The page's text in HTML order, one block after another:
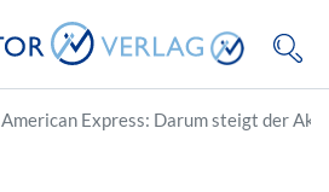
American Express: Darum steigt der